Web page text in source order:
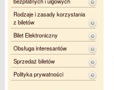
Rodzaje i zasady korzystania
z biletów
Bilet Elektroniczny
Obsługa interesantów
Sprzedaż biletów
Polityka prywatności